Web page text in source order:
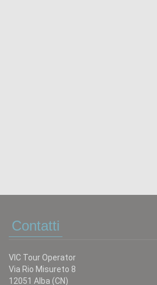
Contatti
VIC Tour Operator
Via Rio Misureto 8
12051 Alba (CN)